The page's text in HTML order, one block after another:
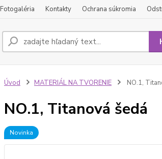
Fotogaléria Kontakty Ochrana súkromia
Úvod MATERIÁL NA TVORENIE NO.1,
NO.1, Titanová šedá
Novinka